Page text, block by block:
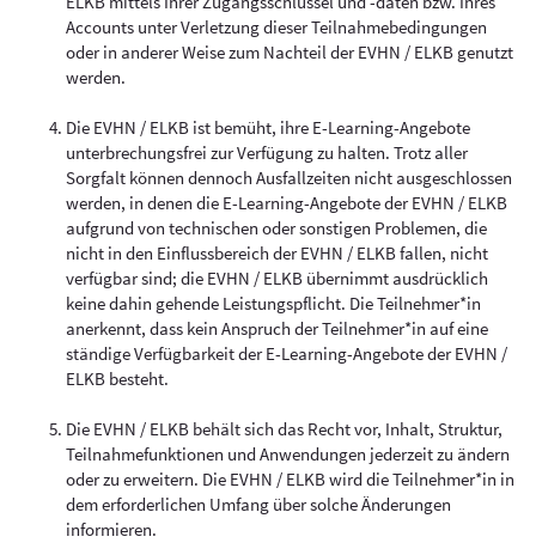
Accounts unter Verletzung dieser Teilnahmebedingungen
oder in anderer Weise zum Nachteil der EVHN / ELKB genutzt
werden.
Die EVHN / ELKB ist bemüht, ihre E-Learning-Angebote
unterbrechungsfrei zur Verfügung zu halten. Trotz aller
Sorgfalt können dennoch Ausfallzeiten nicht ausgeschlossen
werden, in denen die E-Learning-Angebote der EVHN / ELKB
aufgrund von technischen oder sonstigen Problemen, die
nicht in den Einflussbereich der EVHN / ELKB fallen, nicht
verfügbar sind; die EVHN / ELKB übernimmt ausdrücklich
keine dahin gehende Leistungspflicht. Die Teilnehmer*in
anerkennt, dass kein Anspruch der Teilnehmer*in auf eine
ständige Verfügbarkeit der E-Learning-Angebote der EVHN /
ELKB besteht.
Die EVHN / ELKB behält sich das Recht vor, Inhalt, Struktur,
Teilnahmefunktionen und Anwendungen jederzeit zu ändern
oder zu erweitern. Die EVHN / ELKB wird die Teilnehmer*in in
dem erforderlichen Umfang über solche Änderungen
informieren.